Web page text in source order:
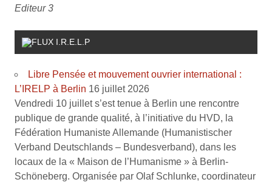
Editeur 3
I.R.E.L.P
Libre Pensée et mouvement ouvrier international :
L’IRELP à Berlin 16 juillet 2026
Vendredi 10 juillet s’est tenue à Berlin une rencontre
publique de grande qualité, à l’initiative du HVD, la
Fédération Humaniste Allemande (Humanistischer
Verband Deutschlands – Bundesverband), dans les
locaux de la « Maison de l’Humanisme » à Berlin-
Schöneberg. Organisée par Olaf Schlunke, coordinateur